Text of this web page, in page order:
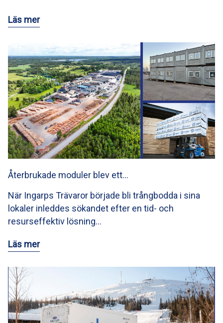
Läs mer
Återbrukade moduler blev ett…
När Ingarps Trävaror började bli trångbodda i sina
lokaler inleddes sökandet efter en tid- och
resurseffektiv lösning…
Läs mer